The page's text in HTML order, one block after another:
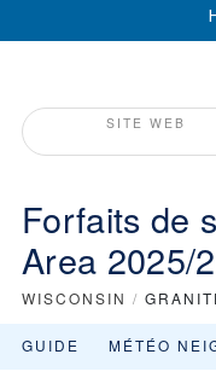
SITE WEB
Forfaits de
Area 2025/
WISCONSIN /
GUIDE MÉTÉO